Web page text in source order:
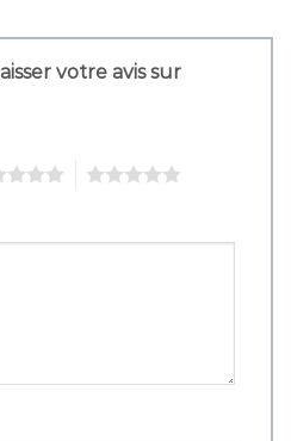
votre avis sur